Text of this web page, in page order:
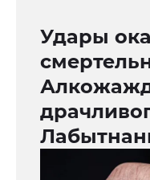
Удары